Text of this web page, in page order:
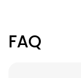
FAQ